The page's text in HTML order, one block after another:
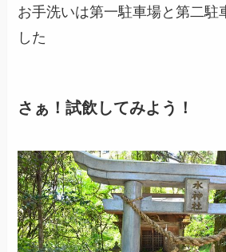
お手洗いは第一駐車場と第二駐
した
さぁ！試飲してみよう！